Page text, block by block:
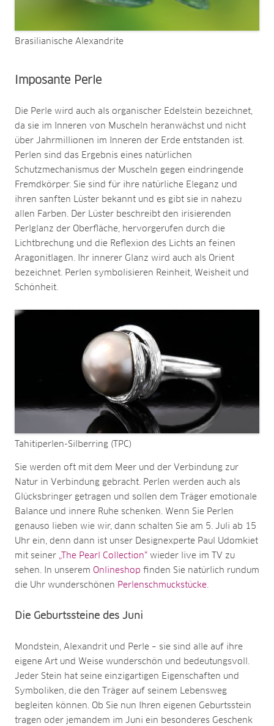
Brasilianische Alexandrite
Imposante Perle
Die Perle wird auch als organischer Edelstein bezeichnet,
da sie im Inneren von Muscheln heranwächst und nicht
über Jahrmillionen im Inneren der Erde entstanden ist.
Perlen sind das Ergebnis eines natürlichen
Schutzmechanismus der Muscheln gegen eindringende
Fremdkörper. Sie sind für ihre natürliche Eleganz und
ihren sanften Lüster bekannt und es gibt sie in nahezu
allen Farben. Der Lüster beschreibt den irisierenden
Perlglanz der Oberfläche, hervorgerufen durch die
Lichtbrechung und die Reflexion des Lichts an feinen
Aragonitlagen. Ihr innerer Glanz wird auch als Orient
bezeichnet. Perlen symbolisieren Reinheit, Weisheit und
Schönheit.
Tahitiperlen-Silberring (TPC)
Sie werden oft mit dem Meer und der Verbindung zur
Natur in Verbindung gebracht. Perlen werden auch als
Glücksbringer getragen und sollen dem Träger emotionale
Balance und innere Ruhe schenken. Wenn Sie Perlen
genauso lieben wie wir, dann schalten Sie am 5. Juli ab 15
Uhr ein, denn dann ist unser Designexperte Paul Udomkiet
mit seiner „The Pearl Collection“ wieder live im TV zu
sehen. In unserem Onlineshop finden Sie natürlich rundum
die Uhr wunderschönen Perlenschmuckstücke.
Die Geburtssteine des Juni
Mondstein, Alexandrit und Perle – sie sind alle auf ihre
eigene Art und Weise wunderschön und bedeutungsvoll.
Jeder Stein hat seine einzigartigen Eigenschaften und
Symboliken, die den Träger auf seinem Lebensweg
begleiten können. Ob Sie nun Ihren eigenen Geburtsstein
tragen oder jemandem im Juni ein besonderes Geschenk